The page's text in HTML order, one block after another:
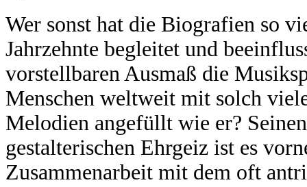
Wer sonst hat die Biografien so
Jahrzehnte begleitet und
vorstellbaren Ausmaß die
Menschen weltweit mit solch
Melodien angefüllt wie er?
gestalterischen Ehrgeiz ist es
Zusammenarbeit mit dem oft